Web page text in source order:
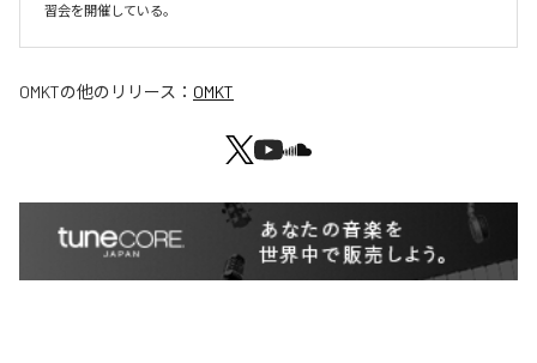
習会を開催している。
OMKTの他のリリース： OMKT